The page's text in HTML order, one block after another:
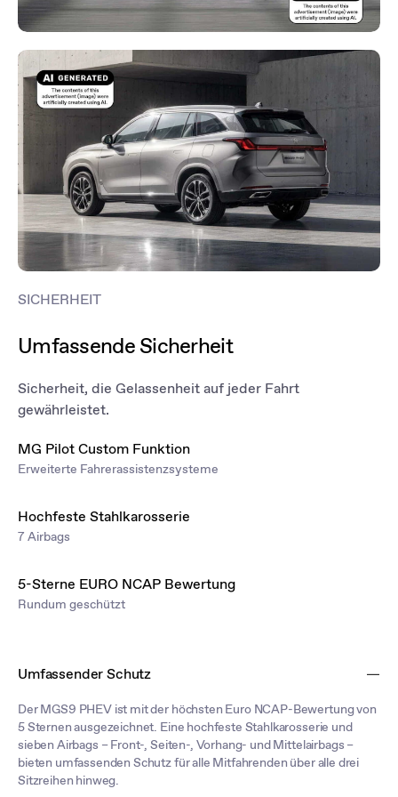
SICHERHEIT
Umfassende Sicherheit
Sicherheit, die Gelassenheit auf jeder Fahrt
gewährleistet.
MG Pilot Custom Funktion
Erweiterte Fahrerassistenzsysteme
Hochfeste Stahlkarosserie
7 Airbags
5-Sterne EURO NCAP Bewertung
Rundum geschützt
Umfassender Schutz
Der MGS9 PHEV ist mit der höchsten Euro NCAP-Bewertung von
5 Sternen ausgezeichnet. Eine hochfeste Stahlkarosserie und
sieben Airbags – Front-, Seiten-, Vorhang- und Mittelairbags –
bieten umfassenden Schutz für alle Mitfahrenden über alle drei
Sitzreihen hinweg.